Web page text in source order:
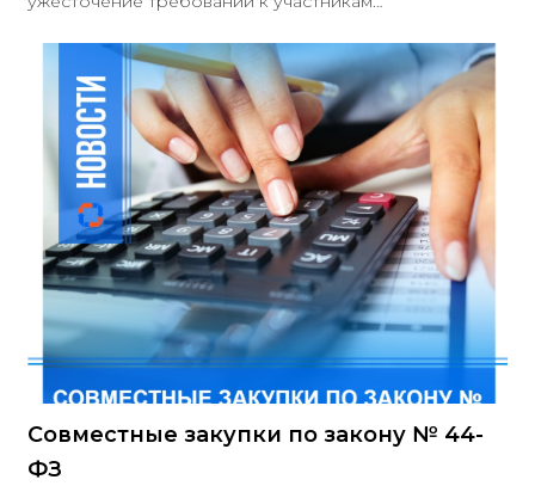
Совместные закупки по закону № 44-
ФЗ